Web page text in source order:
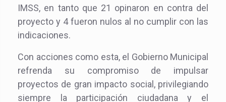
IMSS, en tanto que 21 opinaron en contra del
proyecto y 4 fueron nulos al no cumplir con las
indicaciones.
Con acciones como esta, el Gobierno Municipal
refrenda su compromiso de impulsar
proyectos de gran impacto social, privilegiando
siempre la participación ciudadana y el